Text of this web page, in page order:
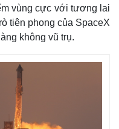
vùng cực với tương lai
tiên phong của SpaceX
không vũ trụ.